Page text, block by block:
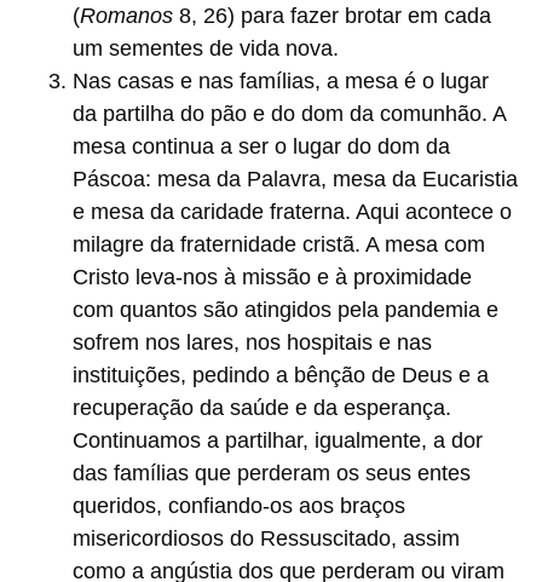
(Romanos 8, 26) para fazer brotar em cada
um sementes de vida nova.
Nas casas e nas famílias, a mesa é o lugar
da partilha do pão e do dom da comunhão. A
mesa continua a ser o lugar do dom da
Páscoa: mesa da Palavra, mesa da Eucaristia
e mesa da caridade fraterna. Aqui acontece o
milagre da fraternidade cristã. A mesa com
Cristo leva-nos à missão e à proximidade
com quantos são atingidos pela pandemia e
sofrem nos lares, nos hospitais e nas
instituições, pedindo a bênção de Deus e a
recuperação da saúde e da esperança.
Continuamos a partilhar, igualmente, a dor
das famílias que perderam os seus entes
queridos, confiando-os aos braços
misericordiosos do Ressuscitado, assim
como a angústia dos que perderam ou viram